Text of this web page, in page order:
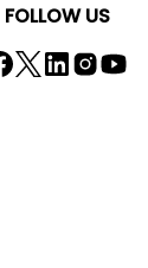
FOLLOW US